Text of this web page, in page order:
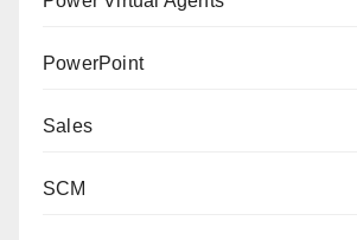
PowerPoint
Sales
SCM